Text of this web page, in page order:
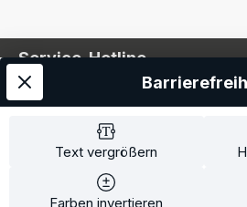
Service-Hotline
Service
Information
Text vergrößern
Farben invertieren